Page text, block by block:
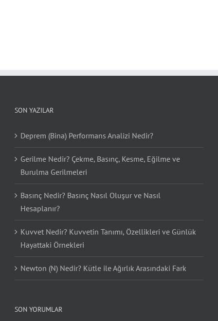
SON YAZILAR
Deprem (Bina) Performans Analizi Nedir?
Gerilme Nedir? Çekme, Basınç, Kesme, Eğilme ve
Burulma Gerilmeleri
Basınç Nedir? Basınç Nasıl Oluşur ve Nasıl
Hesaplanır?
Kuvvet Nedir? Kuvvetin Tanımı, Özellikleri ve Günlük
Hayattaki Örnekleri
Newton (N) Nedir? Kütle ile Ağırlık Arasındaki Fark
SON YORUMLAR